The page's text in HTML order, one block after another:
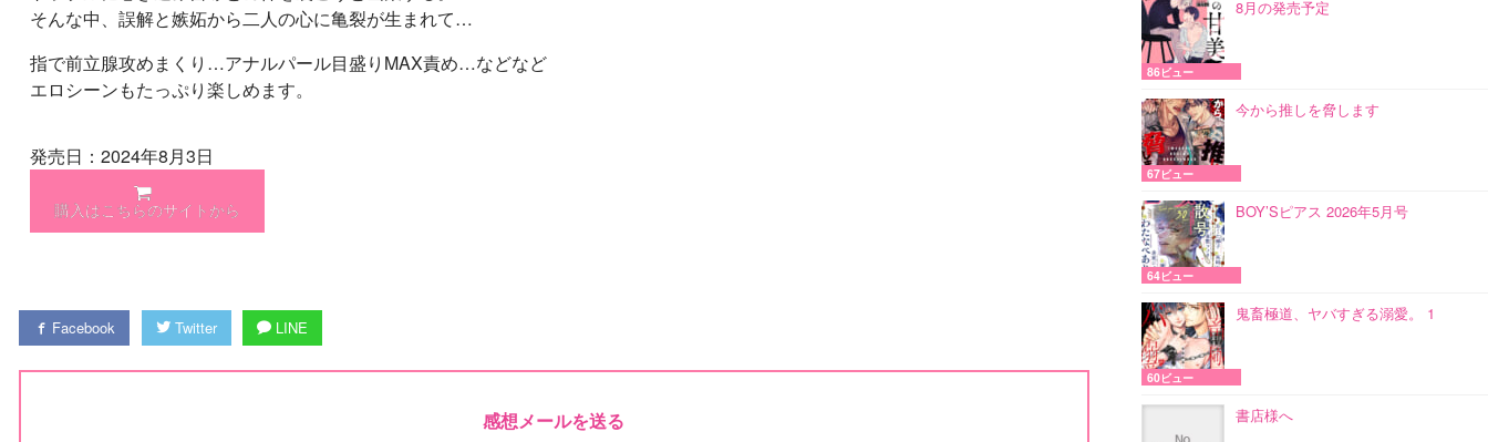
そんな中、誤解と嫉妬から二人の心に亀裂が生まれて…
指で前立腺攻めまくり…アナルパール目盛りMAX責め…などなど
エロシーンもたっぷり楽しめます。
発売日：2024年8月3日
購入はこちらのサイトから
Facebook Twitter LINE
感想メールを送る
8月の発売予定
86ビュー
今から推しを脅します
67ビュー
BOY’Sピアス 2026年5月号
64ビュー
鬼畜極道、ヤバすぎる溺愛。 1
60ビュー
書店様へ